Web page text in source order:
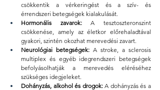
csökkentik a vérkeringést és a szív- és
érrendszeri betegségek kialakulását.
Hormonális zavarok: A tesztoszteronszint
csökkenése, amely az életkor előrehaladtával
gyakori, szintén okozhat merevedési zavart.
Neurológiai betegségek: A stroke, a sclerosis
multiplex és egyéb idegrendszeri betegségek
befolyásolhatják a merevedés eléréséhez
szükséges idegjeleket.
Dohányzás, alkohol és drogok: A dohányzás és a